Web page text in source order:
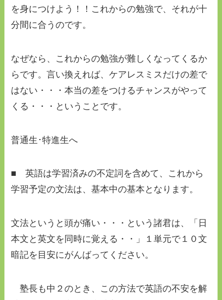
を身につけよう！！これからの勉強で、それが十
分間に合うのです。
なぜなら、これからの勉強が難しくなってくるか
らです。言い換えれば、ケアレスミスだけの差で
はない・・・本当の差をつけるチャンスがやって
くる・・・ということです。
普通生･特進生へ
■ 英語は学習済みの不定詞を含めて、これから
学習予定の文法は、基本中の基本となります。
文法というと頭が痛い・・・という諸君は、「日
本文と英文を同時に覚える・・」１単元で１０文
暗記を目安にがんばってください。
塾長も中２のとき、この方法で英語の不安を解